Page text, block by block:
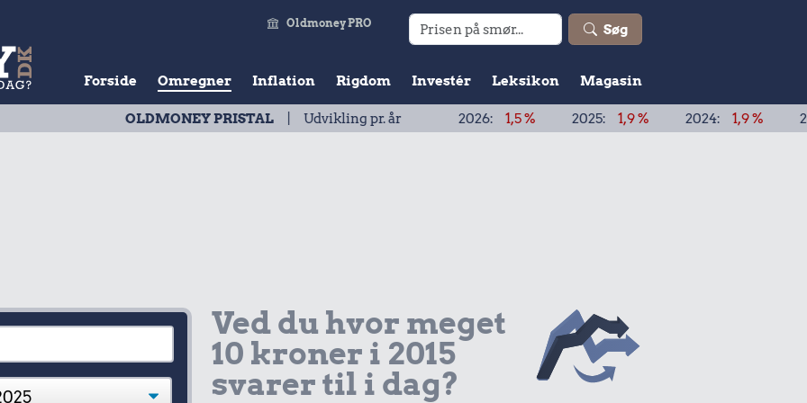
Søg
Oldmoney PRO
Forside Omregner Inflation Rigdom Investér Leksikon Magasin
OLDMONEY PRISTAL| Udvikling pr. år2026: 2025: 1,9 % 2024: 1,9 % 2023: 3,3 %
Ved du hvor meget
10 kroner i 2015
svarer til i dag?